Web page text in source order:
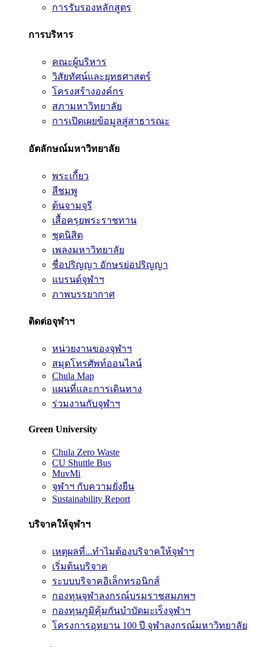
การรับรองหลักสูตร
การบริหาร
คณะผู้บริหาร
วิสัยทัศน์และยุทธศาสตร์
โครงสร้างองค์กร
สภามหาวิทยาลัย
การเปิดเผยข้อมูลสู่สาธารณะ
อัตลักษณ์มหาวิทยาลัย
พระเกี้ยว
สีชมพู
ต้นจามจุรี
เสื้อครุยพระราชทาน
ชุดนิสิต
เพลงมหาวิทยาลัย
ชื่อปริญญา อักษรย่อปริญญา
แบรนด์จุฬาฯ
ภาพบรรยากาศ
ติดต่อจุฬาฯ
หน่วยงานของจุฬาฯ
สมุดโทรศัพท์ออนไลน์
Chula Map
แผนที่และการเดินทาง
ร่วมงานกับจุฬาฯ
Green University
Chula Zero Waste
CU Shuttle Bus
MuvMi
จุฬาฯ กับความยั่งยืน
Sustainability Report
บริจาคให้จุฬาฯ
เหตุผลที่...ทำไมต้องบริจาคให้จุฬาฯ
เริ่มต้นบริจาค
ระบบบริจาคอิเล็กทรอนิกส์
กองทุนจุฬาลงกรณ์บรมราชสมภพฯ
กองทุนภูมิคุ้มกันบำบัดมะเร็งจุฬาฯ
โครงการอุทยาน 100 ปี จุฬาลงกรณ์มหาวิทยาลัย